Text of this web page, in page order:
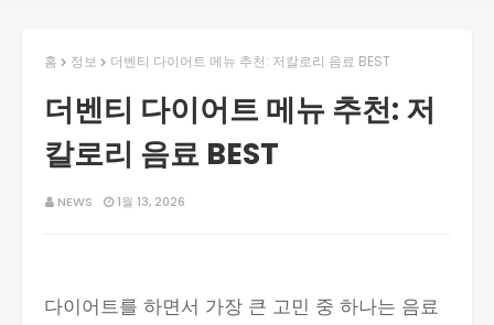
홈 정보 더벤티 다이어트 메뉴 추천: 저칼로리 음료 BEST
더벤티 다이어트 메뉴 추천: 저
칼로리 음료 BEST
NEWS 1월 13, 2026
다이어트를 하면서 가장 큰 고민 중 하나는 음료